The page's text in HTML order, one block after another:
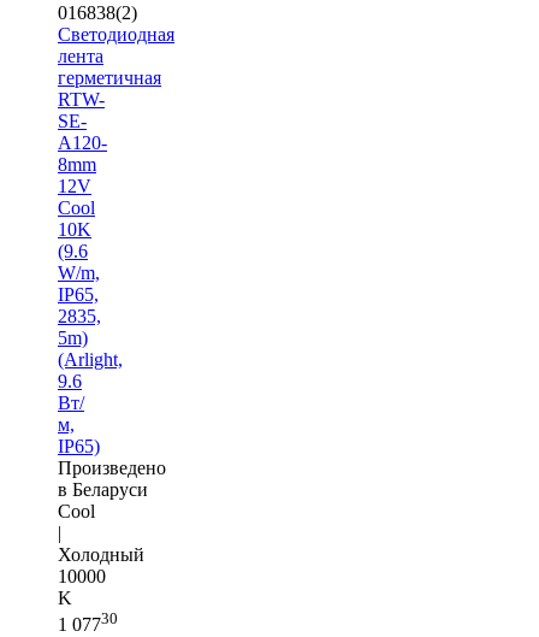
016838(2)
Светодиодная
лента
герметичная
RTW-
SE-
A120-
8mm
12V
Cool
10K
(9.6
W/m,
IP65,
2835,
5m)
(Arlight,
9.6
Вт/
м,
IP65)
Произведено
в Беларуси
Cool
|
Холодный
10000
K
1 07730